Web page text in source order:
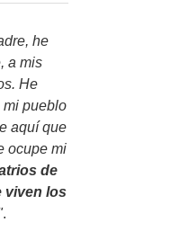
he
a mis
He
mi pueblo
aquí que
ocupe mi
de
viven los
.